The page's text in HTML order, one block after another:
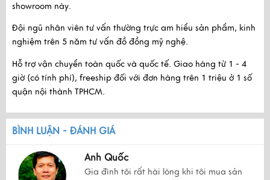
showroom này.
Đội ngũ nhân viên tư vấn thường trực am hiểu sản phẩm, kinh
nghiệm trên 5 năm tư vấn đồ đồng mỹ nghệ.
Hỗ trợ vận chuyển toàn quốc và quốc tế. Giao hàng từ 1 - 4
giờ (có tính phí), freeship đối với đơn hàng trên 1 triệu ở 1 số
quận nội thành TPHCM.
BÌNH LUẬN - ĐÁNH GIÁ
Anh Quốc
Gia đình tôi rất hài lòng khi tôi mua sản